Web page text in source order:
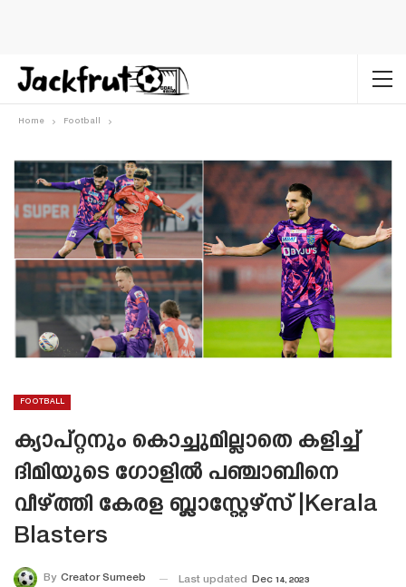
Home Football
FOOTBALL
ക്യാപ്റ്റനും കൊച്ചുമില്ലാതെ കളിച്ച്
ദിമിയുടെ ഗോളിൽ പഞ്ചാബിനെ
വീഴ്ത്തി കേരള ബ്ലാസ്റ്റേഴ്‌സ് |Kerala
Blasters
By Creator Sumeeb Last updated Dec 14, 2023